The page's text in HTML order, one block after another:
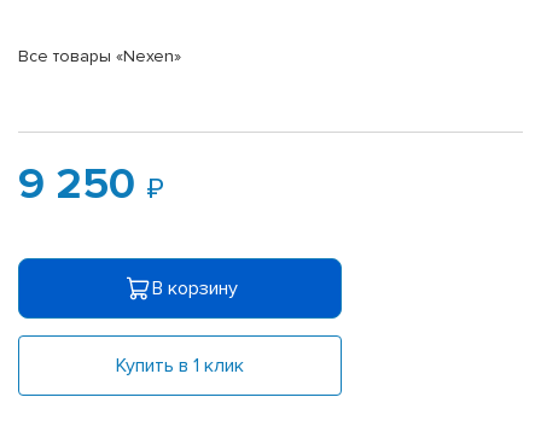
Все товары «Nexen»
9 250
В корзину
Купить в 1 клик